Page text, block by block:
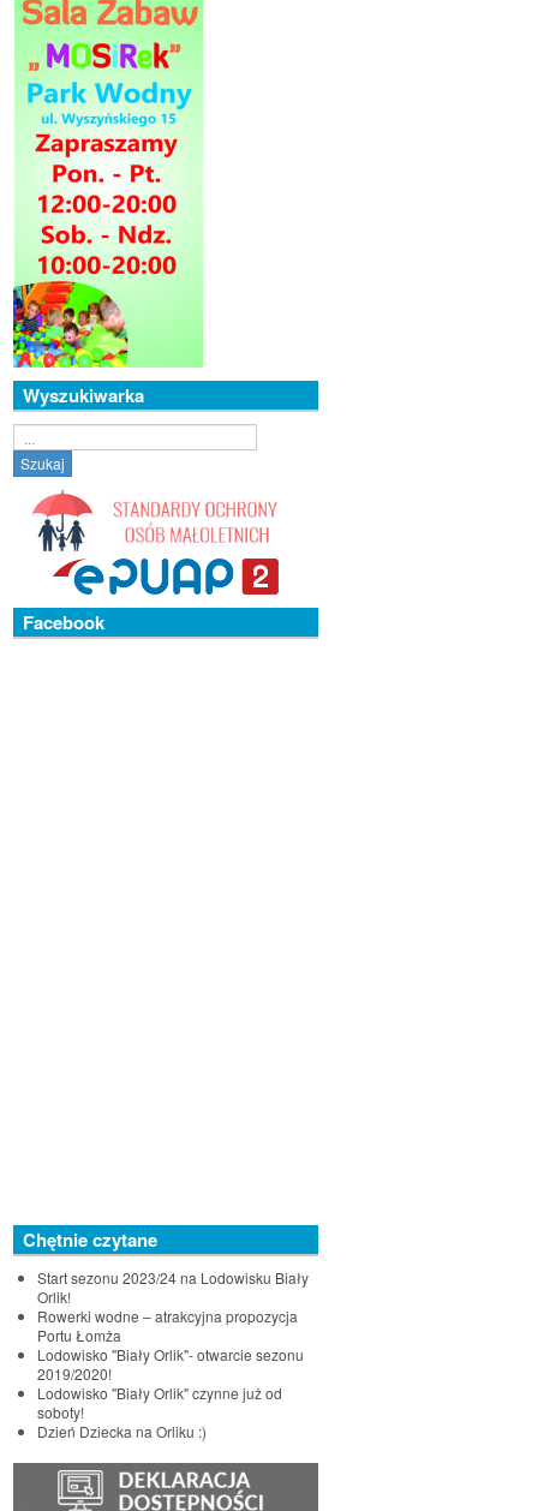
Wyszukiwarka
Szukaj
Facebook
Chętnie czytane
Start sezonu 2023/24 na Lodowisku Biały
Orlik!
Rowerki wodne – atrakcyjna propozycja
Portu Łomża
Lodowisko "Biały Orlik"- otwarcie sezonu
2019/2020!
Lodowisko "Biały Orlik" czynne już od
soboty!
Dzień Dziecka na Orliku :)